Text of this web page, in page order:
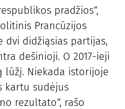
pradžios“,
Prancūzijos
dvi didžiąsias partijas,
dešinioji. O 2017-ieji
lūžį. Niekada istorijoje
kartu sudėjus
rezultato“, rašo